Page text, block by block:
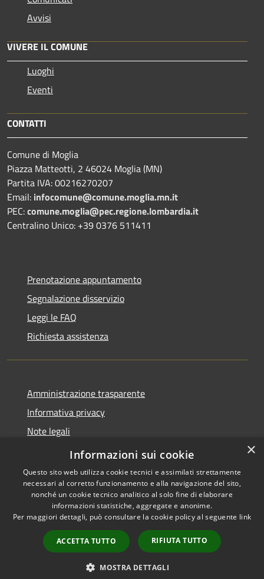
Avvisi
VIVERE IL COMUNE
Luoghi
Eventi
CONTATTI
Comune di Moglia
Piazza Matteotti, 2 46024 Moglia (MN)
Partita IVA: 00216270207
Email: infocomune@comune.moglia.mn.it
PEC:comune.moglia@pec.regione.lombardia.it
Centralino Unico: +39 0376 511411
Prenotazione appuntamento
Segnalazione disservizio
Leggi le FAQ
Richiesta assistenza
Amministrazione trasparente
Informativa privacy
Note legali
Dichiarazione di accessibilità
Accessibilità
Copyright © 2026 • Comune di
Moglia • Powered by
Municipium•
Accesso
redazione
×
Informazioni sui cookie
Questo sito web utilizza cookie tecnici e assimilati strettamente
necessari al corretto funzionamento e alla navigazione del sito,
nonché un cookie tecnico analitico al solo fine di elaborare
informazioni statistiche, aggregate e anonime.
Per maggiori dettagli, può consultare la cookie policy al seguente link
ACCETTA TUTTO RIFIUTA TUTTO
MOSTRA DETTAGLI